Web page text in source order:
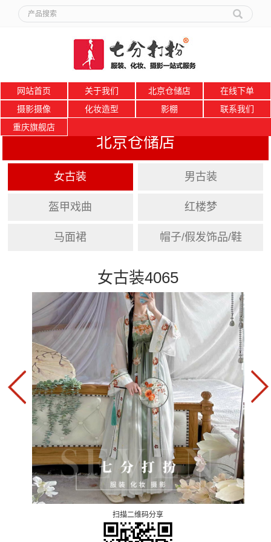
网站首页 关于我们 北京仓储店
在线下单
摄影摄像
化妆造型 影棚
联系我们
重庆旗舰店
北京仓储店
女古装 男古装
盔甲戏曲 红楼梦
马面裙 帽子/假发饰品/鞋
女古装4065
扫描二维码分享